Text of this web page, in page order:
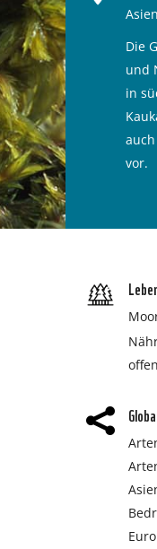
Asien
Die
und
in
vor.
